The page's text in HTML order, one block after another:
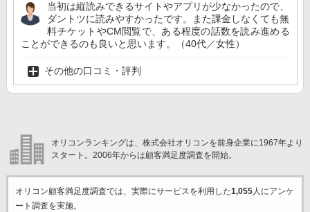
当初は縦読みできるサイトやアプリが少なかったので、
ダントツに読みやすかったです。また課金しなくても無
料チケットやCM閲覧で、ある程度の話数を読み進める
ことができるのも良いと思います。（40代／女性）
その他の口コミ・評判
オリコンランキングは、株式会社オリコンを前身企業に1967年より
スタート。2006年からは顧客満足度調査を開始。
オリコン顧客満足度調査では、実際にサービスを利用した1,055人にアンケ
ート調査を実施。